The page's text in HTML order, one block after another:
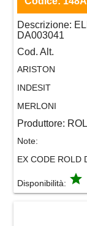
Descrizione:
DA003041
Cod. Alt.
ARISTON
INDESIT
MERLONI
Produttore:
Note:
EX CODE ROLD
Disponibilità: grade